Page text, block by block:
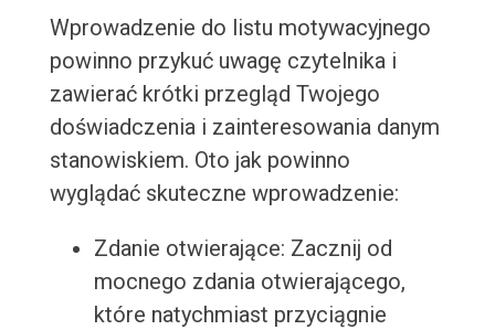
Wprowadzenie do listu motywacyjnego
powinno przykuć uwagę czytelnika i
zawierać krótki przegląd Twojego
doświadczenia i zainteresowania danym
stanowiskiem. Oto jak powinno
wyglądać skuteczne wprowadzenie:
Zdanie otwierające: Zacznij od
mocnego zdania otwierającego,
które natychmiast przyciągnie